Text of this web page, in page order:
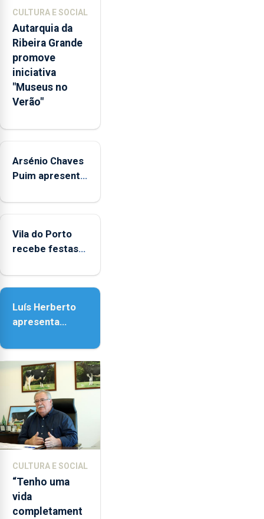
competências
emocionais
e
sociais
junto
das
crianças
CULTURA E SOCIAL
Autarquia da
Ribeira Grande
promove
iniciativa
"Museus no
Verão"
Arsénio Chaves
Puim apresenta
Biblioteca de
Vila do Porto
recebe festas
Nossa Senhora
Luís Herberto
apresenta
Paisagem’
CULTURA E SOCIAL
“Tenho uma
vida
completament